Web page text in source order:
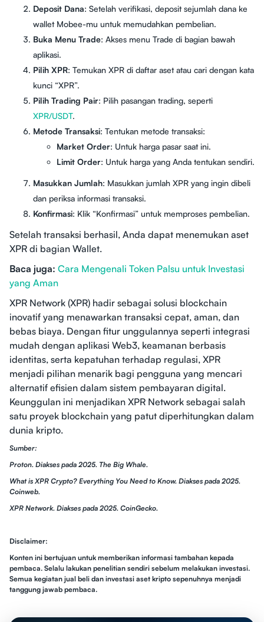
Deposit Dana: Setelah verifikasi, deposit sejumlah dana ke
wallet Mobee-mu untuk memudahkan pembelian.
Buka Menu Trade: Akses menu Trade di bagian bawah
aplikasi.
Pilih XPR: Temukan XPR di daftar aset atau cari dengan kata
kunci “XPR”.
Pilih Trading Pair: Pilih pasangan trading, seperti
XPR/USDT.
Metode Transaksi: Tentukan metode transaksi:
Market Order: Untuk harga pasar saat ini.
Limit Order: Untuk harga yang Anda tentukan sendiri.
Masukkan Jumlah: Masukkan jumlah XPR yang ingin dibeli
dan periksa informasi transaksi.
Konfirmasi: Klik “Konfirmasi” untuk memproses pembelian.
Setelah transaksi berhasil, Anda dapat menemukan aset
XPR di bagian Wallet.
Baca juga: Cara Mengenali Token Palsu untuk Investasi
yang Aman
XPR Network (XPR) hadir sebagai solusi blockchain
inovatif yang menawarkan transaksi cepat, aman, dan
bebas biaya. Dengan fitur unggulannya seperti integrasi
mudah dengan aplikasi Web3, keamanan berbasis
identitas, serta kepatuhan terhadap regulasi, XPR
menjadi pilihan menarik bagi pengguna yang mencari
alternatif efisien dalam sistem pembayaran digital.
Keunggulan ini menjadikan XPR Network sebagai salah
satu proyek blockchain yang patut diperhitungkan dalam
dunia kripto.
Sumber:
Proton. Diakses pada 2025. The Big Whale.
What is XPR Crypto? Everything You Need to Know. Diakses pada 2025.
Coinweb.
XPR Network. Diakses pada 2025. CoinGecko.
Disclaimer:
Konten ini bertujuan untuk memberikan informasi tambahan kepada
pembaca. Selalu lakukan penelitian sendiri sebelum melakukan investasi.
Semua kegiatan jual beli dan investasi aset kripto sepenuhnya menjadi
tanggung jawab pembaca.